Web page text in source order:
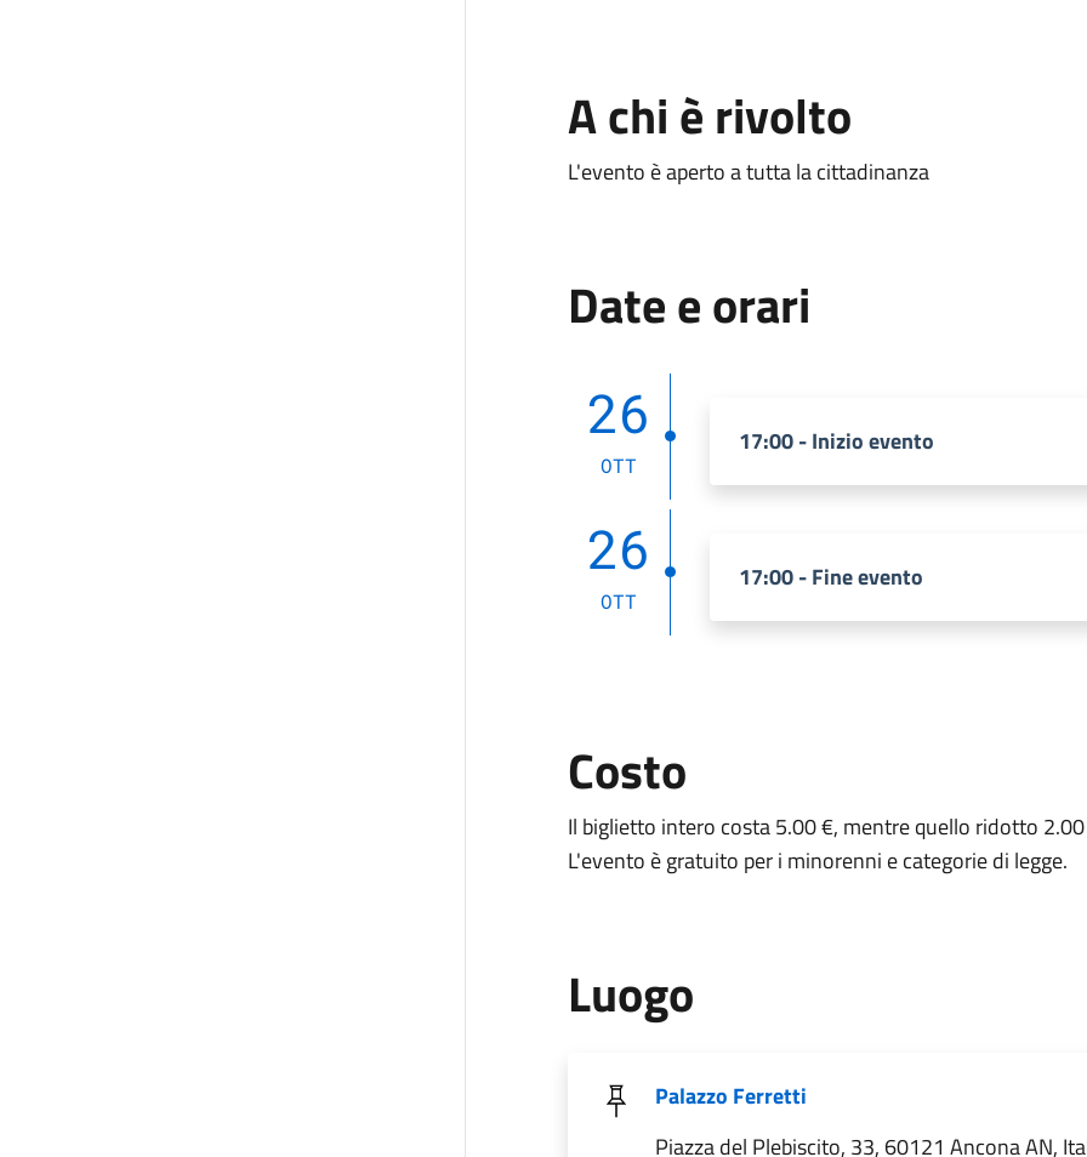
A chi è rivolto
L'evento è aperto a tutta la cittadinanza
Date e orari
26
OTT
17:00 - Inizio evento
26
OTT
17:00 - Fine evento
Costo
Il biglietto intero costa 5.00 €, mentre quello ridotto
L'evento è gratuito per i minorenni e categorie di legge.
Luogo
Palazzo Ferretti
Piazza del Plebiscito, 33, 60121 Ancona AN,